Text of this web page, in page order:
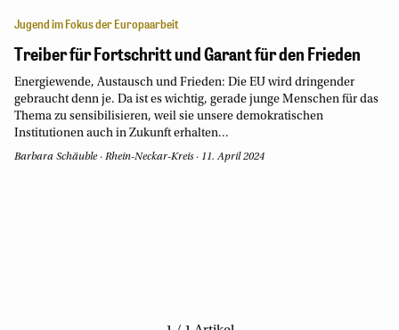
Jugend im Fokus der Europaarbeit
Treiber für Fortschritt und Garant für den Frieden
Energiewende, Austausch und Frieden: Die EU wird dringender
gebraucht denn je. Da ist es wichtig, gerade junge Menschen für das
Thema zu sensibilisieren, weil sie unsere demokratischen
Institutionen auch in Zukunft erhalten...
Barbara Schäuble· Rhein-Neckar-Kreis· 11. April 2024